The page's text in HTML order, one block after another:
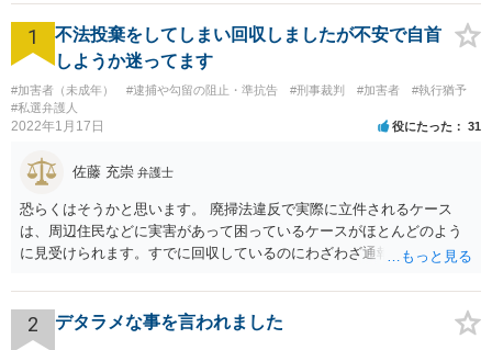
1
不法投棄をしてしまい回収しましたが不安で自首
しようか迷ってます
#加害者（未成年） #逮捕や勾留の阻止・準抗告 #刑事裁判 #加害者
#執行猶予
#私選弁護人
2022年1月17日 役にたった 31
佐藤 充崇 弁護士
恐らくはそうかと思います。 廃掃法違反で実際に立件されるケース
は、周辺住民などに実害があって困っているケースがほとんどのよう
に見受けられます。すでに回収しているのにわざわざ通報するのは考
致→審判不開始となる可能性は高いと思います。この場合は警察官か
ら注意されて終わりです。 一応、通常通り家裁送致され少年審判にな
る可能性というのもそれなりにあります。廃掃法違反の不法投棄の罪
2 デタラメな事を言われました